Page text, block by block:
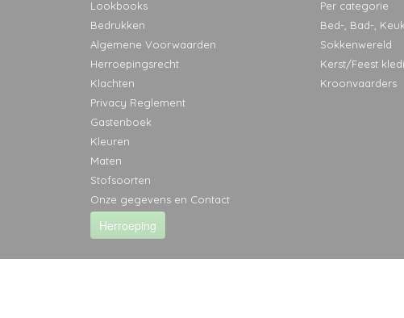
Lookbooks
Bedrukken
Algemene Voorwaarden
Herroepingsrecht
Klachten
Privacy Reglement
Gastenboek
Kleuren
Maten
Stofsoorten
Onze gegevens en Contact
Herroeping
Per categorie
Bed-, Bad-,
Sokkenwereld
Kerst/Feest
Kroonvaarders